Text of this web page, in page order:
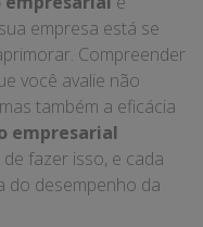
empresa está se
Compreender
você avalie não
também a eficácia
empresarial
fazer isso, e cada
do desempenho da